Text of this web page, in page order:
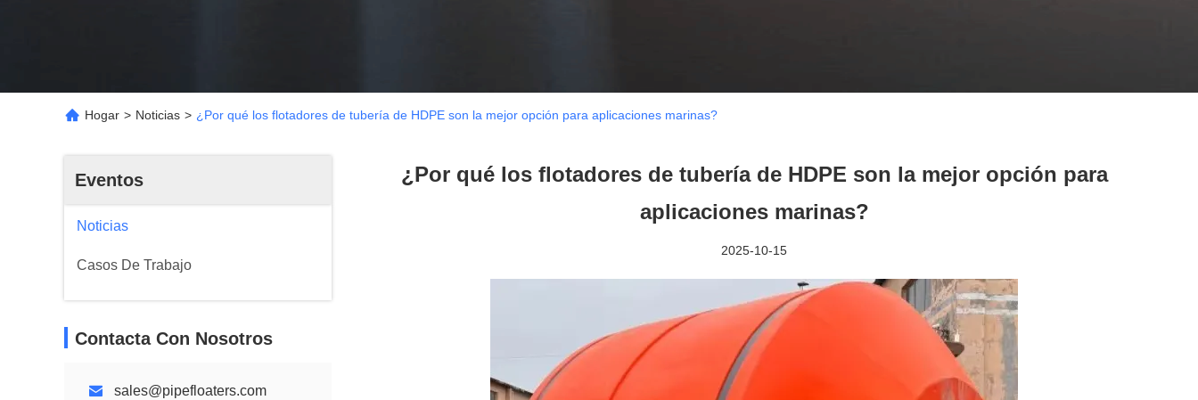
Hogar > Noticias > ¿Por qué los flotadores de tubería de HDPE son la mejor opción para aplicaciones marinas?
Eventos
Noticias
Casos De Trabajo
Contacta Con Nosotros
sales@pipefloaters.com
¿Por qué los flotadores de tubería de HDPE son la mejor opción para
aplicaciones marinas?
2025-10-15